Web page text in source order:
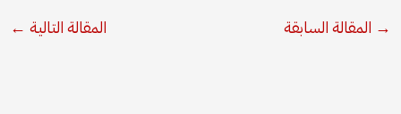
→ المقالة السابقة المقالة التالية ←